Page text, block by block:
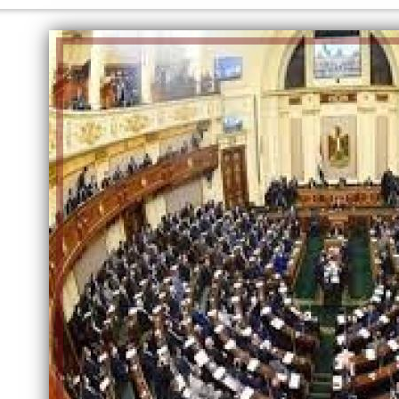
إلهام شرشر تكتب: دي مبقتش كورة..
دي سياسة
الكاتبة إلهام شرشر تهنئ الرئيس
السيسي بعيد ميلاده وتُشيد بجهوده
في بناء الدولة